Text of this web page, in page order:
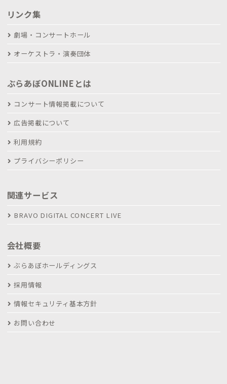
リンク集
劇場・コンサートホール
オーケストラ・演奏団体
ぶらあぼONLINEとは
コンサート情報掲載について
広告掲載について
利用規約
プライバシーポリシー
関連サービス
BRAVO DIGITAL CONCERT LIVE
会社概要
ぶらあぼホールディングス
採用情報
情報セキュリティ基本方針
お問い合わせ